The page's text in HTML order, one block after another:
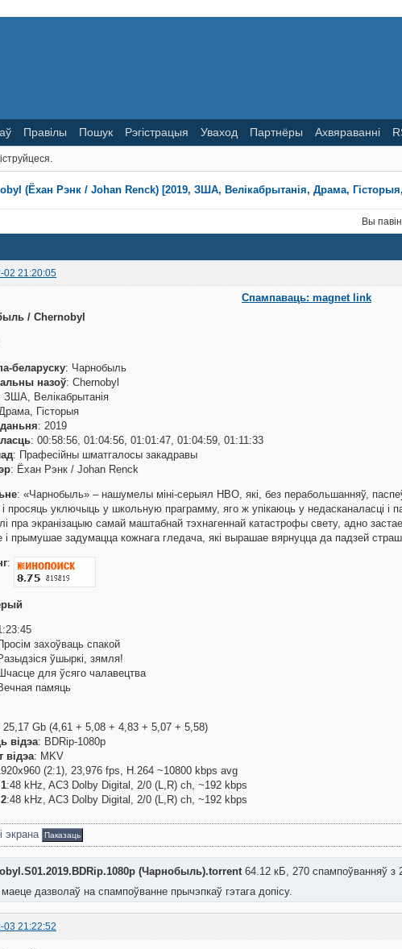
Правілы Пошук Рэгістрацыя Уваход Партнёры Ахвяраванні
(Ёхан Рэнк / Johan Renck) [2019, ЗША, Велікабрытанія, Драма,
Вы
02 21:20:05
Спампаваць: magnet link
/ Chernobyl
беларуску: Чарнобыль
назоў: Chernobyl
ЗША, Велікабрытанія
Гісторыя
: 2019
: 00:58:56, 01:04:56, 01:01:47, 01:04:59, 01:11:33
: Прафесійны шматгалосы закадравы
: Ёхан Рэнк / Johan Renck
: «Чарнобыль» – нашумелы міні-серыял НВО, які, без перабольшанняў,
просяць уключыць у школьную праграмму, яго ж упікаюць у недасканаласці і
пра экранізацыю самай маштабнай тэхнагеннай катастрофы свету, адно
і прымушае задумацца кожнага гледача, які вырашае вярнуцца да падзей
:
захоўваць спакой
ўшыркі, зямля!
для ўсяго чалавецтва
памяць
25,17 Gb (4,61 + 5,08 + 4,83 + 5,07 + 5,58)
відэа: BDRip-1080p
відэа: MKV
(2:1), 23,976 fps, H.264 ~10800 kbps avg
:48 kHz, AC3 Dolby Digital, 2/0 (L,R) ch, ~192 kbps
:48 kHz, AC3 Dolby Digital, 2/0 (L,R) ch, ~192 kbps
экрана Паказаць
(Чарнобыль).torrent64.12 кБ, 270 спампоўванняў з
дазволаў на спампоўванне прычэпкаў гэтага допісу.
03 21:22:52